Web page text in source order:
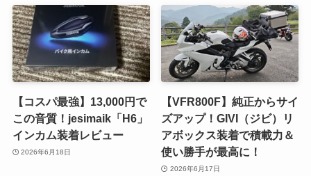
【コスパ最強】13,000円で
この音質！jesimaik「H6」
インカム装着レビュー
2026年6月18日
【VFR800F】純正からサイ
ズアップ！GIVI（ジビ）リ
アボックス装着で積載力＆
使い勝手が最高に！
2026年6月17日